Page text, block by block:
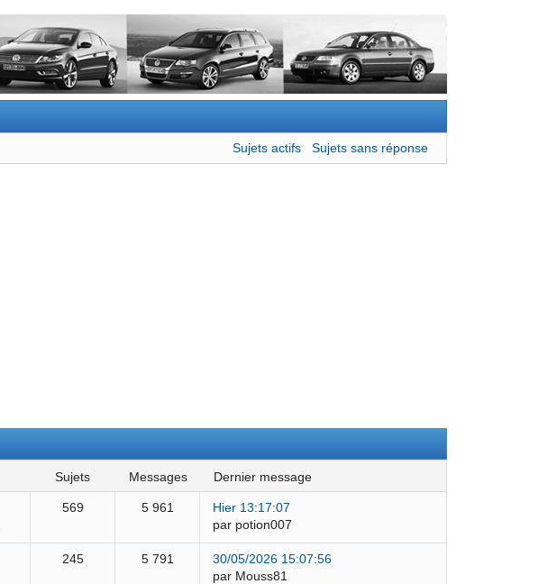
Sujets actifs Sujets sans réponse
sujets messages dernier message
569 5 961
Hier 13:17:07
par potion007
245 5 791
30/05/2026 15:07:56
par Mouss81